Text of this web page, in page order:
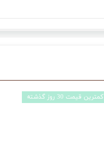
کمترین قیمت 30 روز گذشته